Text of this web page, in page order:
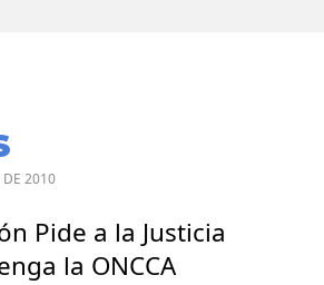
DE 2010
Pide a la Justicia
la ONCCA